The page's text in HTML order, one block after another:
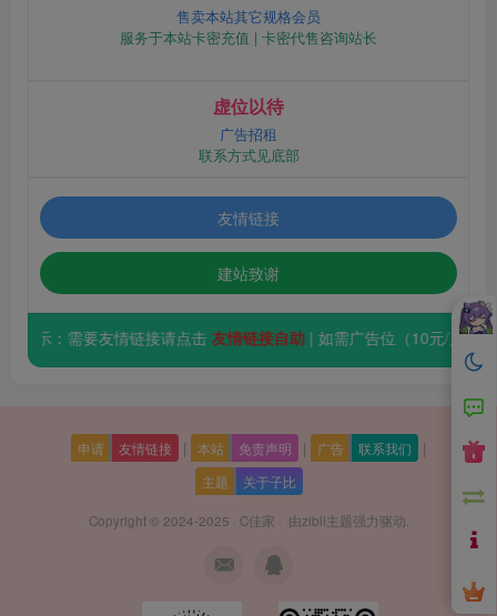
售卖本站其它规格会员
服务于本站卡密充值 | 卡密代售咨询站长
虚位以待
广告招租
联系方式见底部
友情链接
建站致谢
温馨提示：需要友情链接请点击友情链接自助| 如需广告位（10元/月
申请 友情链接 | 本站 免责声明 | 广告 联系我们 |
主题 关于子比
Copyright © 2024-2025 · C佳家 · 由zibll主题强力驱动.